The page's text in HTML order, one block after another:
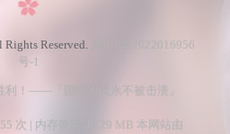
Reserved.
冀ICP备2022016956
号-1
利！——「团结人民永不被击溃」
次 | 内存使用 43.29 MB 本网站由